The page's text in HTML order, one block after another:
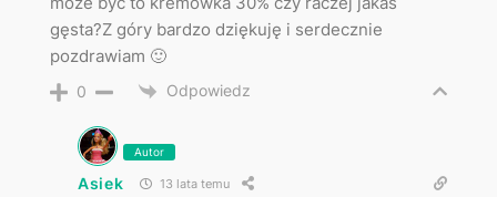
gęsta?Z góry bardzo dziękuję i serdecznie
pozdrawiam 🙂
0 Odpowiedz
Autor
Asiek 13 lata temu